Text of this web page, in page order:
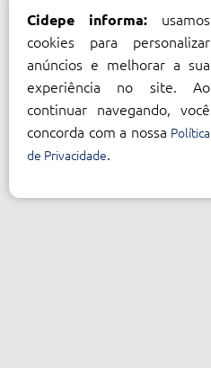
Cidepe informa: usamos
cookies para personalizar
anúncios e melhorar a sua
experiência no site. Ao
continuar navegando, você
concorda com a nossa Política
de Privacidade.